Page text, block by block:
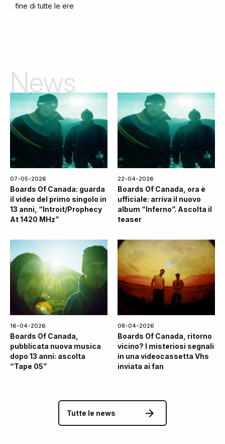
fine di tutte le ere
News
07-05-2026
Boards Of Canada: guarda
il video del primo singolo in
13 anni, “Introit/Prophecy
At 1420 MHz”
22-04-2026
Boards Of Canada, ora è
ufficiale: arriva il nuovo
album “Inferno”. Ascolta il
teaser
16-04-2026
Boards Of Canada,
pubblicata nuova musica
dopo 13 anni: ascolta
“Tape 05”
08-04-2026
Boards Of Canada, ritorno
vicino? I misteriosi segnali
in una videocassetta Vhs
inviata ai fan
Tutte le news